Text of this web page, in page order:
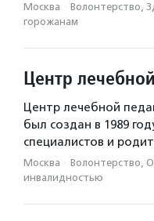
Москва · Волонтерство,
горожанам
Центр
Центр лечебной
был создан в 1989
специалистов и
Москва · Волонтерство,
инвалидностью